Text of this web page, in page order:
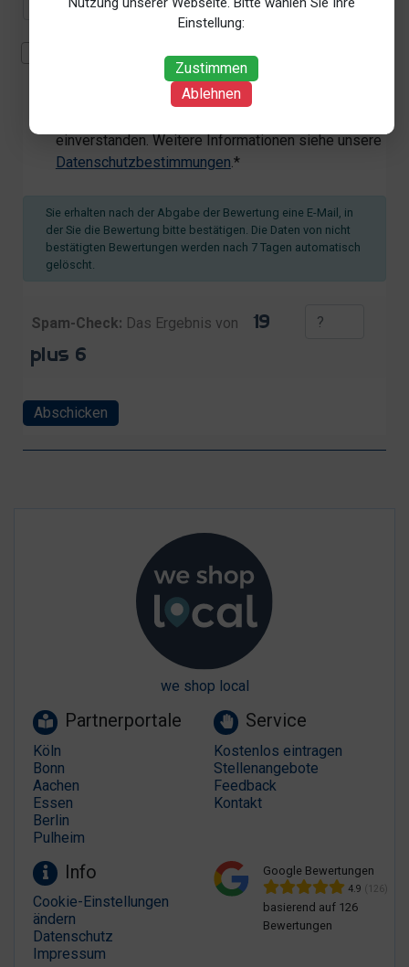
Einstellung:
Zustimmen
Ablehnen
Mit der Erhebung, Verarbeitung und Nutzung meiner
personenbezogenen Daten (Angaben, Datum und
Uhrzeit der Bewertungsabgabe, Referrer-URL) zum
einverstanden. Weitere Informationen siehe unsere
Datenschutzbestimmungen.*
Sie erhalten nach der Abgabe der Bewertung eine E-Mail, in
der Sie die Bewertung bitte bestätigen. Die Daten von nicht
bestätigten Bewertungen werden nach 7 Tagen automatisch
gelöscht.
Spam-Check: Das Ergebnis von
Abschicken
we shop local
Partnerportale
Köln
Bonn
Aachen
Essen
Berlin
Pulheim
Service
Kostenlos eintragen
Stellenangebote
Feedback
Kontakt
Info
Cookie-Einstellungen
ändern
Datenschutz
Impressum
Google Bewertungen
4.9 (126)
basierend auf 126
Bewertungen